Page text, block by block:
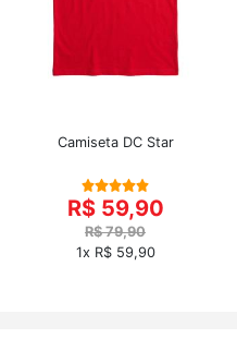
Camiseta DC Star
R$ 59,90
R$ 79,90
1x R$ 59,90